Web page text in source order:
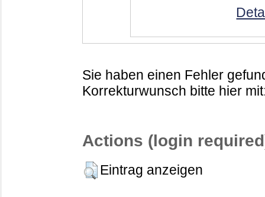
Sie haben einen Fehler
Korrekturwunsch bitte hier
Actions (login
Eintrag anzeigen